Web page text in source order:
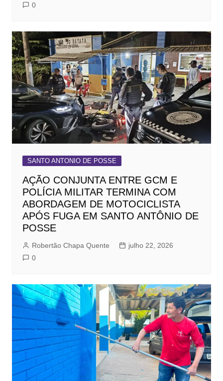
0
SANTO ANTONIO DE POSSE
AÇÃO CONJUNTA ENTRE GCM E
POLÍCIA MILITAR TERMINA COM
ABORDAGEM DE MOTOCICLISTA
APÓS FUGA EM SANTO ANTÔNIO DE
POSSE
Robertão Chapa Quente
julho 22, 2026
0